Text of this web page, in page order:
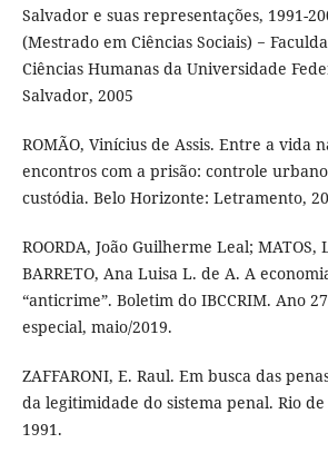
Salvador e suas representações, 1991-
(Mestrado em Ciências Sociais) −
Ciências Humanas da Universidade
Salvador, 2005
ROMÃO, Vinícius de Assis. Entre a vida
encontros com a prisão: controle
custódia. Belo Horizonte: Letramento,
ROORDA, João Guilherme Leal; MATOS,
BARRETO, Ana Luisa L. de A. A
“anticrime”. Boletim do IBCCRIM. Ano
especial, maio/2019.
ZAFFARONI, E. Raul. Em busca das
da legitimidade do sistema penal. Rio de
1991.